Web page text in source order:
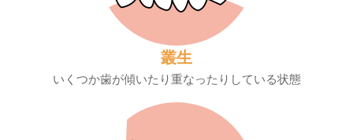
叢生
いくつか歯が傾いたり重なったりしている状態